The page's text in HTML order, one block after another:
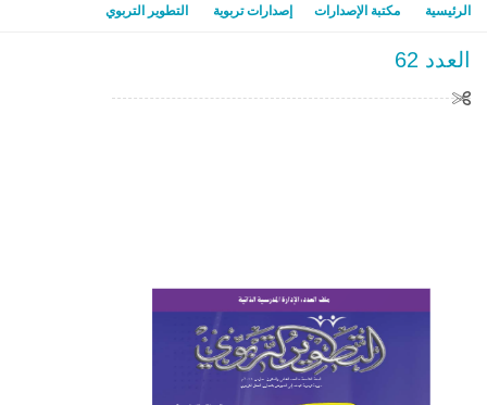
الرئيسية مكتبة الإصدارات إصدارات تربوية التطوير التربوي
العدد 62